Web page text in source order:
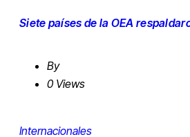
Siete países de la OEA
By
0 Views
Internacionales